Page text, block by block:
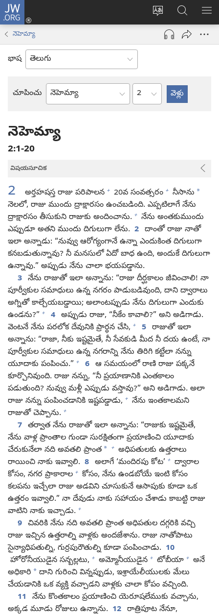
JW.ORG
సైట్
భాష
మార్చండి
లాగిన్
(కొత్త
ఓపెన్‌
JW.ORGలో
వెదకండి
నెహెమ్యా
భాష
చూపించు
బైబిలు
అధ్యాయం
నెహెమ్యా
2:1-20
విషయసూచిక
2 అర్తహషస్త రాజు పరిపాలన + 20వ సంవత్సరం + నీసాను *
నెలలో, రాజు ముందు ద్రాక్షారసం ఉంచబడింది. ఎప్పటిలాగే నేను
ద్రాక్షారసం తీసుకుని రాజుకు అందించాను. + నేను అంతకుముందు
ఎప్పుడూ అతని ముందు దిగులుగా లేను. 2 దాంతో రాజు నాతో
ఇలా అన్నాడు: “నువ్వు ఆరోగ్యంగానే ఉన్నా ఎందుకింత దిగులుగా
కనబడుతున్నావు? నీ మనసులో ఏదో బాధ ఉంది, అందుకే దిగులుగా
ఉన్నావు.” అప్పుడు నేను చాలా భయపడ్డాను.
3 నేను రాజుతో ఇలా అన్నాను: “రాజు దీర్ఘకాలం జీవించాలి! నా
పూర్వీకుల సమాధులు ఉన్న నగరం పాడుబడివుంది, దాని ద్వారాలు
అగ్నితో కాల్చేయబడ్డాయి; అలాంటప్పుడు నేను దిగులుగా ఎందుకు
ఉండను?” + 4 అప్పుడు రాజు, “నీకేం కావాలి?” అని అడిగాడు.
వెంటనే నేను పరలోక దేవునికి ప్రార్థన చేసి, + 5 రాజుతో ఇలా
అన్నాను: “రాజా, నీకు ఇష్టమైతే, నీ సేవకుడి మీద నీ దయ ఉంటే, నా
పూర్వీకుల సమాధులు ఉన్న నగరాన్ని నేను తిరిగి కట్టేలా నన్ను
యూదాకు పంపించు.” + 6 ఆ సమయంలో రాణి రాజు పక్కనే
కూర్చొనివుంది. రాజు నన్ను, “నీ ప్రయాణానికి ఎంతకాలం
పడుతుంది? నువ్వు మళ్లీ ఎప్పుడు వస్తావు?” అని అడిగాడు. అలా
రాజు నన్ను పంపించడానికి ఇష్టపడ్డాడు, + నేను ఇంతకాలమని
రాజుతో చెప్పాను. +
7 తర్వాత నేను రాజుతో ఇలా అన్నాను: “రాజుకు ఇష్టమైతే,
నేను వాళ్ల ప్రాంతాల గుండా సురక్షితంగా ప్రయాణించి యూదాకు
చేరుకునేలా నది అవతలి ప్రాంత * + అధిపతులకు ఉత్తరాలు
రాయించి నాకు ఇవ్వాలి. 8 అలాగే ‘మందిరపు కోట’ + ద్వారాల
కోసం, నగర ప్రాకారాల + కోసం, నేను ఉండబోయే ఇంటి కోసం
కలపను ఇచ్చేలా రాజు అడవిని చూసుకునే ఆసాపుకు కూడా ఒక
ఉత్తరం ఇవ్వాలి.” నా దేవుడు నాకు సహాయం చేశాడు కాబట్టి రాజు
వాటిని నాకు ఇచ్చాడు. +
9 చివరికి నేను నది అవతలి ప్రాంత అధిపతుల దగ్గరికి వచ్చి
రాజు ఇచ్చిన ఉత్తరాల్ని వాళ్లకు అందజేశాను. రాజు నాతోపాటు
సైన్యాధిపతుల్ని, గుర్రపురౌతుల్ని కూడా పంపించాడు. 10
హోరోనీయుడైన సన్బల్లటు, + అమ్మోనీయుడైన + టోబీయా + అనే
అధికారి * దాని గురించి విన్నప్పుడు, ఇశ్రాయేలీయులకు మేలు
చేయడానికి ఒక వ్యక్తి వచ్చాడని వాళ్లకు చాలా కోపం వచ్చింది.
11
నేను కొంతకాలం ప్రయాణించి యెరూషలేముకు వచ్చాను,
అక్కడ మూడు రోజులు ఉన్నాను. 12 రాత్రిపూట నేనూ,